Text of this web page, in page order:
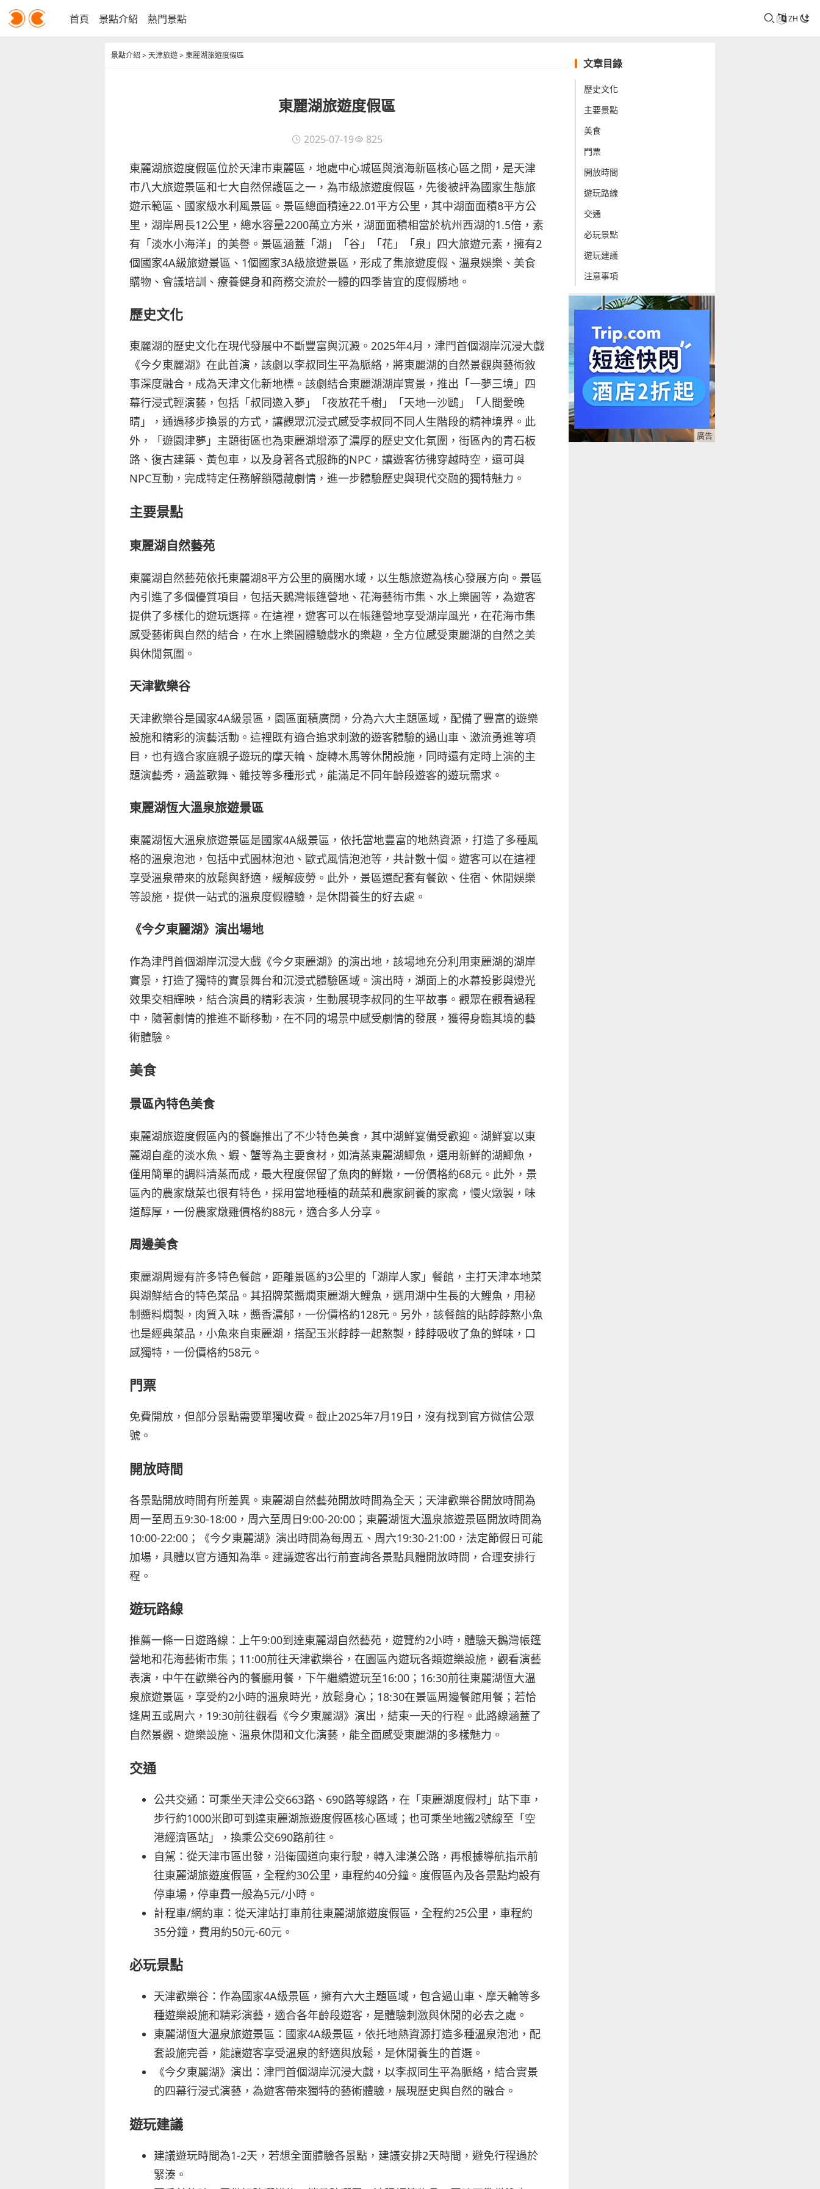
首頁 景點介紹 熱門景點 ZH
景點介紹 >天津旅遊>東麗湖旅遊度假區
東麗湖旅遊度假區
2025-07-19 825
東麗湖旅遊度假區位於天津市東麗區，地處中心城區與濱海新區核心區之間，是天津
市八大旅遊景區和七大自然保護區之一，為市級旅遊度假區，先後被評為國家生態旅
遊示範區、國家級水利風景區。景區總面積達22.01平方公里，其中湖面面積8平方公
里，湖岸周長12公里，總水容量2200萬立方米，湖面面積相當於杭州西湖的1.5倍，素
有「淡水小海洋」的美譽。景區涵蓋「湖」「谷」「花」「泉」四大旅遊元素，擁有2
個國家4A級旅遊景區、1個國家3A級旅遊景區，形成了集旅遊度假、溫泉娛樂、美食
購物、會議培訓、療養健身和商務交流於一體的四季皆宜的度假勝地。
歷史文化
東麗湖的歷史文化在現代發展中不斷豐富與沉澱。2025年4月，津門首個湖岸沉浸大戲
《今夕東麗湖》在此首演，該劇以李叔同生平為脈絡，將東麗湖的自然景觀與藝術敘
事深度融合，成為天津文化新地標。該劇結合東麗湖湖岸實景，推出「一夢三境」四
幕行浸式輕演藝，包括「叔同邀入夢」「夜放花千樹」「天地一沙鷗」「人間愛晚
晴」，通過移步換景的方式，讓觀眾沉浸式感受李叔同不同人生階段的精神境界。此
外，「遊園津夢」主題街區也為東麗湖增添了濃厚的歷史文化氛圍，街區內的青石板
路、復古建築、黃包車，以及身著各式服飾的NPC，讓遊客彷彿穿越時空，還可與
NPC互動，完成特定任務解鎖隱藏劇情，進一步體驗歷史與現代交融的獨特魅力。
主要景點
東麗湖自然藝苑
東麗湖自然藝苑依托東麗湖8平方公里的廣闊水域，以生態旅遊為核心發展方向。景區
內引進了多個優質項目，包括天鵝灣帳篷營地、花海藝術市集、水上樂園等，為遊客
提供了多樣化的遊玩選擇。在這裡，遊客可以在帳篷營地享受湖岸風光，在花海市集
感受藝術與自然的結合，在水上樂園體驗戲水的樂趣，全方位感受東麗湖的自然之美
與休閒氛圍。
天津歡樂谷
天津歡樂谷是國家4A級景區，園區面積廣闊，分為六大主題區域，配備了豐富的遊樂
設施和精彩的演藝活動。這裡既有適合追求刺激的遊客體驗的過山車、激流勇進等項
目，也有適合家庭親子遊玩的摩天輪、旋轉木馬等休閒設施，同時還有定時上演的主
題演藝秀，涵蓋歌舞、雜技等多種形式，能滿足不同年齡段遊客的遊玩需求。
東麗湖恆大溫泉旅遊景區
東麗湖恆大溫泉旅遊景區是國家4A級景區，依托當地豐富的地熱資源，打造了多種風
格的溫泉泡池，包括中式園林泡池、歐式風情泡池等，共計數十個。遊客可以在這裡
享受溫泉帶來的放鬆與舒適，緩解疲勞。此外，景區還配套有餐飲、住宿、休閒娛樂
等設施，提供一站式的溫泉度假體驗，是休閒養生的好去處。
《今夕東麗湖》演出場地
作為津門首個湖岸沉浸大戲《今夕東麗湖》的演出地，該場地充分利用東麗湖的湖岸
實景，打造了獨特的實景舞台和沉浸式體驗區域。演出時，湖面上的水幕投影與燈光
效果交相輝映，結合演員的精彩表演，生動展現李叔同的生平故事。觀眾在觀看過程
中，隨著劇情的推進不斷移動，在不同的場景中感受劇情的發展，獲得身臨其境的藝
術體驗。
美食
景區內特色美食
東麗湖旅遊度假區內的餐廳推出了不少特色美食，其中湖鮮宴備受歡迎。湖鮮宴以東
麗湖自產的淡水魚、蝦、蟹等為主要食材，如清蒸東麗湖鯽魚，選用新鮮的湖鯽魚，
僅用簡單的調料清蒸而成，最大程度保留了魚肉的鮮嫩，一份價格約68元。此外，景
區內的農家燉菜也很有特色，採用當地種植的蔬菜和農家飼養的家禽，慢火燉製，味
道醇厚，一份農家燉雞價格約88元，適合多人分享。
周邊美食
東麗湖周邊有許多特色餐館，距離景區約3公里的「湖岸人家」餐館，主打天津本地菜
與湖鮮結合的特色菜品。其招牌菜醬燜東麗湖大鯉魚，選用湖中生長的大鯉魚，用秘
制醬料燜製，肉質入味，醬香濃郁，一份價格約128元。另外，該餐館的貼餑餑熬小魚
也是經典菜品，小魚來自東麗湖，搭配玉米餑餑一起熬製，餑餑吸收了魚的鮮味，口
感獨特，一份價格約58元。
門票
免費開放，但部分景點需要單獨收費。截止2025年7月19日，沒有找到官方微信公眾
號。
開放時間
各景點開放時間有所差異。東麗湖自然藝苑開放時間為全天；天津歡樂谷開放時間為
周一至周五9:30-18:00，周六至周日9:00-20:00；東麗湖恆大溫泉旅遊景區開放時間為
10:00-22:00；《今夕東麗湖》演出時間為每周五、周六19:30-21:00，法定節假日可能
加場，具體以官方通知為準。建議遊客出行前查詢各景點具體開放時間，合理安排行
程。
遊玩路線
推薦一條一日遊路線：上午9:00到達東麗湖自然藝苑，遊覽約2小時，體驗天鵝灣帳篷
營地和花海藝術市集；11:00前往天津歡樂谷，在園區內遊玩各類遊樂設施，觀看演藝
表演，中午在歡樂谷內的餐廳用餐，下午繼續遊玩至16:00；16:30前往東麗湖恆大溫
泉旅遊景區，享受約2小時的溫泉時光，放鬆身心；18:30在景區周邊餐館用餐；若恰
逢周五或周六，19:30前往觀看《今夕東麗湖》演出，結束一天的行程。此路線涵蓋了
自然景觀、遊樂設施、溫泉休閒和文化演藝，能全面感受東麗湖的多樣魅力。
交通
公共交通：可乘坐天津公交663路、690路等線路，在「東麗湖度假村」站下車，
步行約1000米即可到達東麗湖旅遊度假區核心區域；也可乘坐地鐵2號線至「空
港經濟區站」，換乘公交690路前往。
自駕：從天津市區出發，沿衛國道向東行駛，轉入津漢公路，再根據導航指示前
往東麗湖旅遊度假區，全程約30公里，車程約40分鐘。度假區內及各景點均設有
停車場，停車費一般為5元/小時。
計程車/網約車：從天津站打車前往東麗湖旅遊度假區，全程約25公里，車程約
35分鐘，費用約50元-60元。
必玩景點
天津歡樂谷：作為國家4A級景區，擁有六大主題區域，包含過山車、摩天輪等多
種遊樂設施和精彩演藝，適合各年齡段遊客，是體驗刺激與休閒的必去之處。
東麗湖恆大溫泉旅遊景區：國家4A級景區，依托地熱資源打造多種溫泉泡池，配
套設施完善，能讓遊客享受溫泉的舒適與放鬆，是休閒養生的首選。
《今夕東麗湖》演出：津門首個湖岸沉浸大戲，以李叔同生平為脈絡，結合實景
的四幕行浸式演藝，為遊客帶來獨特的藝術體驗，展現歷史與自然的融合。
遊玩建議
建議遊玩時間為1-2天，若想全面體驗各景點，建議安排2天時間，避免行程過於
緊湊。
文章目錄
歷史文化
主要景點
美食
門票
開放時間
遊玩路線
交通
必玩景點
遊玩建議
注意事項
廣告